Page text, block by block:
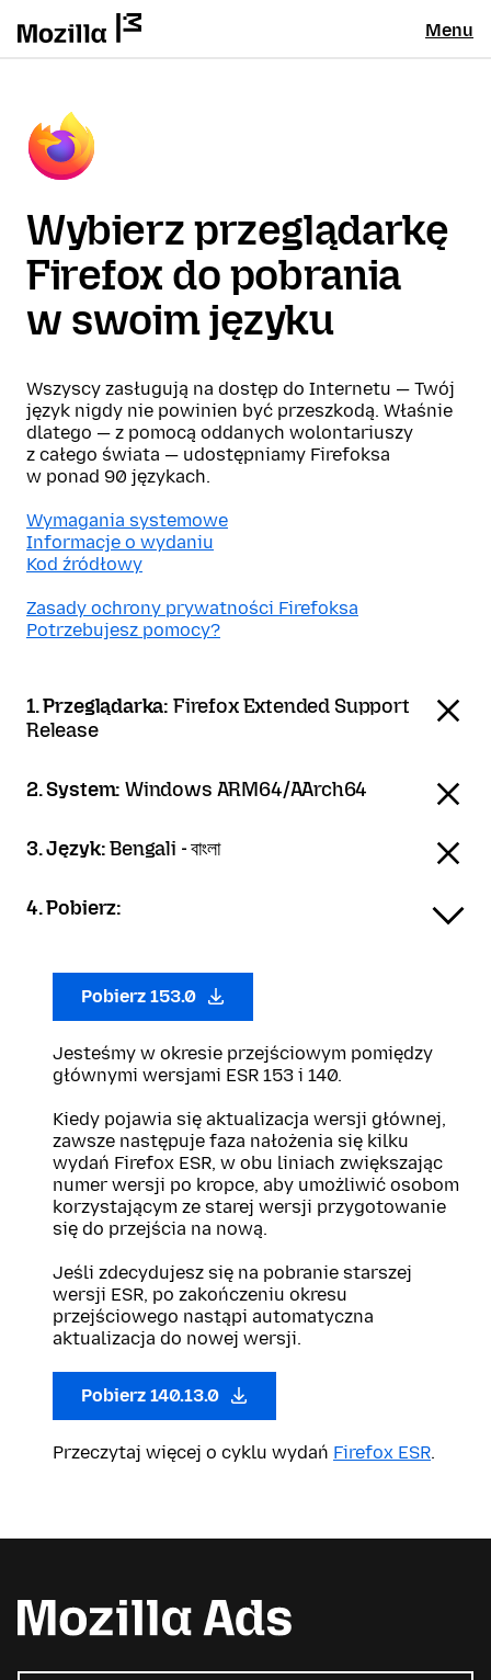
Menu
Wybierz przeglądarkę
Firefox do pobrania
w swoim języku
Wszyscy zasługują na dostęp do Internetu — Twój
język nigdy nie powinien być przeszkodą. Właśnie
dlatego — z pomocą oddanych wolontariuszy
z całego świata — udostępniamy Firefoksa
w ponad 90 językach.
Wymagania systemowe
Informacje o wydaniu
Kod źródłowy
Zasady ochrony prywatności Firefoksa
Potrzebujesz pomocy?
1. Przeglądarka: Firefox Extended Support
Release
2. System:Windows ARM64/AArch64
3. Język:Bengali - বাংলা
4. Pobierz:
Pobierz 153.0
Jesteśmy w okresie przejściowym pomiędzy
głównymi wersjami ESR 153 i 140.
Kiedy pojawia się aktualizacja wersji głównej,
zawsze następuje faza nałożenia się kilku
wydań Firefox ESR, w obu liniach zwiększając
numer wersji po kropce, aby umożliwić osobom
korzystającym ze starej wersji przygotowanie
się do przejścia na nową.
Jeśli zdecydujesz się na pobranie starszej
wersji ESR, po zakończeniu okresu
przejściowego nastąpi automatyczna
aktualizacja do nowej wersji.
Pobierz 140.13.0
Przeczytaj więcej o cyklu wydań Firefox ESR.